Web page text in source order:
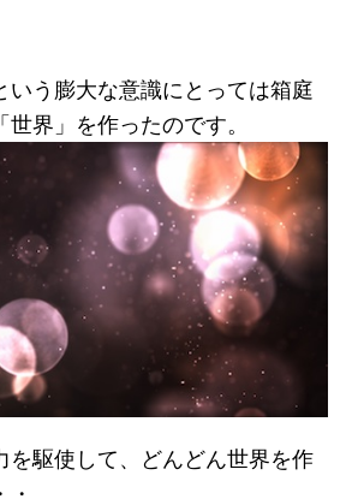
いう膨大な意識にとっては箱庭
界」を作ったのです。
を駆使して、どんどん世界を作